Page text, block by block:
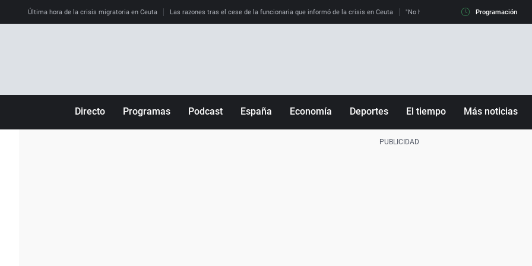
Última hora de la crisis migratoria en Ceuta Las razones tras el cese de la funcionaria que informó de la crisis en Ceuta "No hay mafias, que no nos engañen":
Programación
Directo Programas Podcast España Economía Deportes El tiempo Más noticias